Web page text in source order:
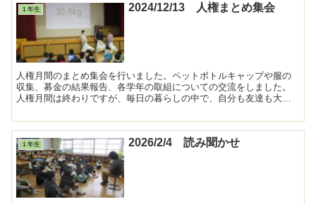
１年生 2024/12/13 人権まとめ集会
人権月間のまとめ集会を行いました。ペットボトルキャップや服の
収集、募金の結果報告、各学年の取組についての交流をしました。
人権月間は終わりですが、毎日の暮らしの中で、自分も友達も大切
１年生 2026/2/4 読み聞かせ